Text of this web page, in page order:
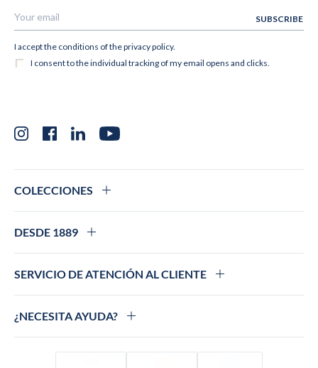
InstagramFacebookLinkedInYouTube
COLECCIONES
DESDE 1889
SERVICIO DE ATENCIÓN AL CLIENTE
¿NECESITA AYUDA?
Visado Mastercard Amex